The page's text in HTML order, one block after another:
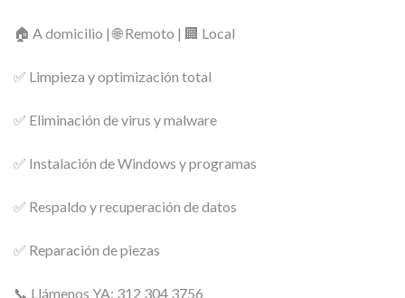
🏠 A domicilio | 🌐 Remoto | 🏢 Local
✅ Limpieza y optimización total
✅ Eliminación de virus y malware
✅ Instalación de Windows y programas
✅ Respaldo y recuperación de datos
✅ Reparación de piezas
📞 Llámenos YA: 312 304 3756